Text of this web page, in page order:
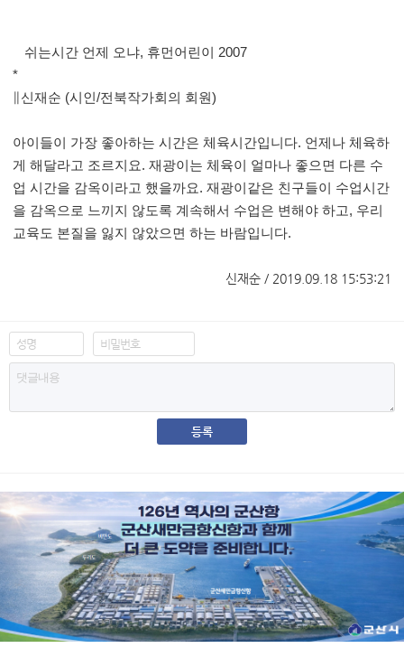
쉬는시간 언제 오냐, 휴먼어린이 2007
*
신재순 (시인 /전북작가회의 회원)
아이들이 가장 좋아하는 시간은 체육시간입니다. 언제나 체육하
게 해달라고 조르지요. 재광이는 체육이 얼마나 좋으면 다른 수
업 시간을 감옥이라고 했을까요. 재광이같은 친구들이 수업시간
을 감옥으로 느끼지 않도록 계속해서 수업은 변해야 하고, 우리
교육도 본질을 잃지 않았으면 하는 바람입니다.
신재순 / 2019.09.18 15:53:21